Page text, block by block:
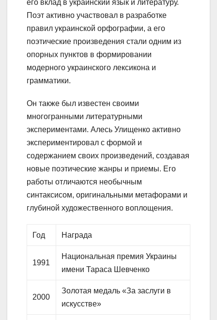
его вклад в украинский язык и литературу.
Поэт активно участвовал в разработке
правил украинской орфографии, а его
поэтические произведения стали одним из
опорных пунктов в формировании
модерного украинского лексикона и
грамматики.
Он также был известен своими
многогранными литературными
экспериментами. Алесь Улищенко активно
экспериментировал с формой и
содержанием своих произведений, создавая
новые поэтические жанры и приемы. Его
работы отличаются необычным
синтаксисом, оригинальными метафорами и
глубиной художественного воплощения.
Год Награда
1991
Национальная премия Украины
имени Тараса Шевченко
2000
Золотая медаль «За заслуги в
искусстве»